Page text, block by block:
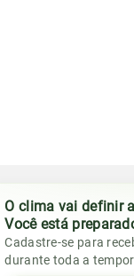
O clima vai definir
Você está
Cadastre-se para
durante toda a